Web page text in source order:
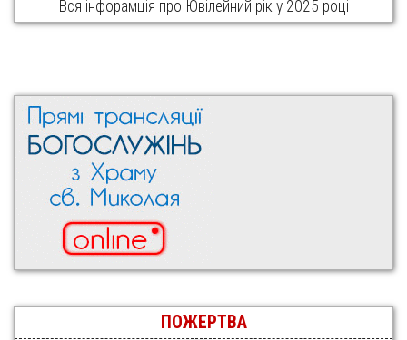
Вся інфорамція про Ювілейний рік у 2025 році
ПОЖЕРТВА